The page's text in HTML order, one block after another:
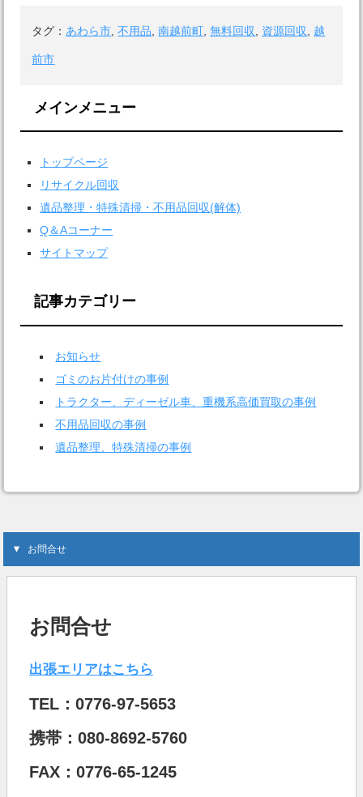
タグ： あわら市 ,不用品 ,南越前町 ,無料回収 資源回収 越
前市
メインメニュー
トップページ
リサイクル回収
遺品整理・特殊清掃・不用品回収(解体)
Q＆Aコーナー
サイトマップ
記事カテゴリー
お知らせ
ゴミのお片付けの事例
トラクター、ディーゼル車、重機系高価買取の事例
不用品回収の事例
遺品整理、特殊清掃の事例
お問合せ
お問合せ
出張エリアはこちら
TEL：0776-97-5653
携帯：080-8692-5760
FAX：0776-65-1245